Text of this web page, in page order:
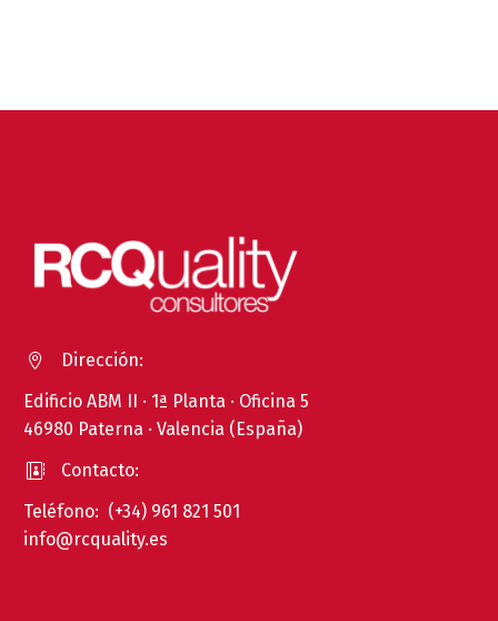


Dirección:
Edificio ABM II · 1ª Planta · Oficina 5
46980 Paterna · Valencia (España)


Contacto:
Teléfono: (+34) 961 821 501
info@rcquality.es